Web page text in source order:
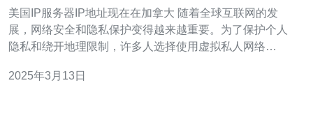
美国IP服务器IP地址现在在加拿大 随着全球互联网的发
展，网络安全和隐私保护变得越来越重要。为了保护个人
隐私和绕开地理限制，许多人选择使用虚拟私人网络
IP服务器的IP地址现在定位在加拿大。这引起了一些人的
2025年3月13日